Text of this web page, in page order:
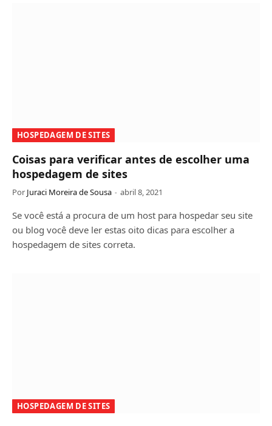
HOSPEDAGEM DE SITES
Coisas para verificar antes de escolher uma
hospedagem de sites
Por Juraci Moreira de Sousa abril 8, 2021
Se você está a procura de um host para hospedar seu site
ou blog você deve ler estas oito dicas para escolher a
hospedagem de sites correta.
HOSPEDAGEM DE SITES